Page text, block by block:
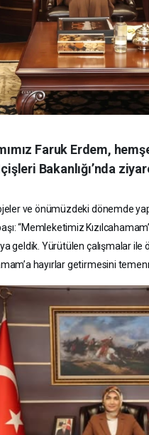
Faruk Erdem,
Bakanlığı’nda
ve önümüzdeki dönemde
“Memleketimiz
geldik. Yürütülen çalışmalar
hayırlar getirmesini